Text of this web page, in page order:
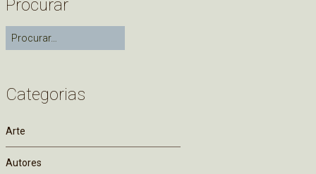
Procurar
Categorias
Arte
Autores